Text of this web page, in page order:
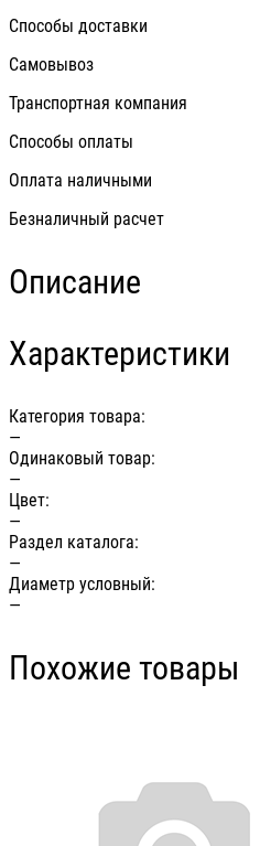
Способы доставки
Самовывоз
Транспортная компания
Способы оплаты
Оплата наличными
Безналичный расчет
Описание
Характеристики
Категория товара:
—
Одинаковый товар:
—
Цвет:
—
Раздел каталога:
—
Диаметр условный:
—
Похожие товары